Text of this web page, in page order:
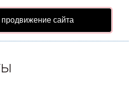
продвижение сайта